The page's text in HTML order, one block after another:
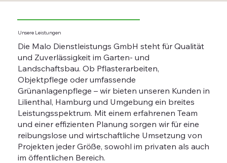
Unsere Leistungen
Die Malo Dienstleistungs GmbH steht für Qualität
und Zuverlässigkeit im Garten- und
Landschaftsbau. Ob Pflasterarbeiten,
Objektpflege oder umfassende
Grünanlagenpflege – wir bieten unseren Kunden in
Lilienthal, Hamburg und Umgebung ein breites
Leistungsspektrum. Mit einem erfahrenen Team
und einer effizienten Planung sorgen wir für eine
reibungslose und wirtschaftliche Umsetzung von
Projekten jeder Größe, sowohl im privaten als auch
im öffentlichen Bereich.